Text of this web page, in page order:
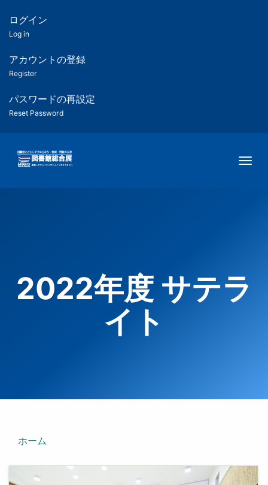
ツ
匿
名
ユ
ー
ー
用
メ
ログイン
Log in
アカウントの登録
Register
パスワードの再設定
Reset Password
2022年度 サテラ
イト
ホーム